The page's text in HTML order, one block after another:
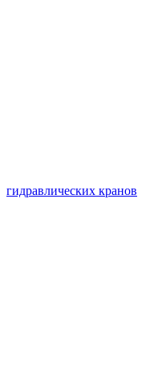
гидравлических кранов